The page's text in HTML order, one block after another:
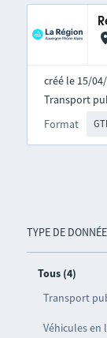
TYPE DE
Tous (4)
Transport
Véhicules en
créé le 15/
Format
Transport